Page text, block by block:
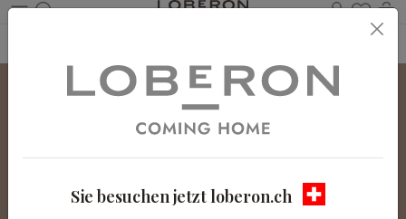
Du
Sie besuchen jetzt loberon.ch